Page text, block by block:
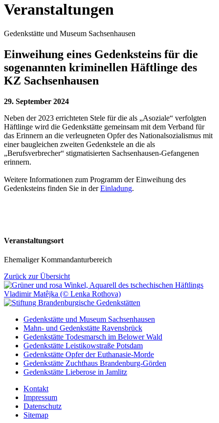
Veranstaltungen
Gedenkstätte und Museum Sachsenhausen
Einweihung eines Gedenksteins für die
sogenannten kriminellen Häftlinge des
KZ Sachsenhausen
29. September 2024
Neben der 2023 errichteten Stele für die als „Asoziale“ verfolgten
Häftlinge wird die Gedenkstätte gemeinsam mit dem Verband für
das Erinnern an die verleugneten Opfer des Nationalsozialismus mit
einer baugleichen zweiten Gedenkstele an die als
„Berufsverbrecher“ stigmatisierten Sachsenhausen-Gefangenen
erinnern.
Weitere Informationen zum Programm der Einweihung des
Gedenksteins finden Sie in derEinladung.
Veranstaltungsort
Ehemaliger Kommandanturbereich
Zurück zur Übersicht
Gedenkstätte und Museum Sachsenhausen
Mahn- und Gedenkstätte Ravensbrück
Gedenkstätte Todesmarsch im Belower Wald
Gedenkstätte Leistikowstraße Potsdam
Gedenkstätte Opfer der Euthanasie-Morde
Gedenkstätte Zuchthaus Brandenburg-Görden
Gedenkstätte Lieberose in Jamlitz
Kontakt
Impressum
Datenschutz
Sitemap